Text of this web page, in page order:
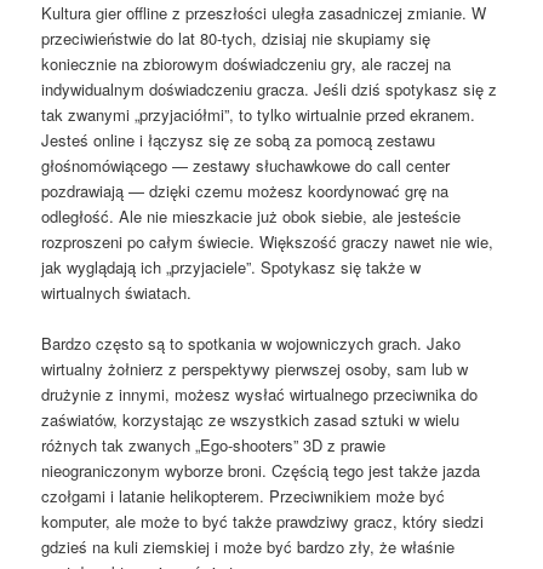
Kultura gier offline z przeszłości uległa zasadniczej zmianie. W
przeciwieństwie do lat 80-tych, dzisiaj nie skupiamy się
koniecznie na zbiorowym doświadczeniu gry, ale raczej na
indywidualnym doświadczeniu gracza. Jeśli dziś spotykasz się z
tak zwanymi „przyjaciółmi”, to tylko wirtualnie przed ekranem.
Jesteś online i łączysz się ze sobą za pomocą zestawu
głośnomówiącego — zestawy słuchawkowe do call center
pozdrawiają — dzięki czemu możesz koordynować grę na
odległość. Ale nie mieszkacie już obok siebie, ale jesteście
rozproszeni po całym świecie. Większość graczy nawet nie wie,
jak wyglądają ich „przyjaciele”. Spotykasz się także w
wirtualnych światach.
Bardzo często są to spotkania w wojowniczych grach. Jako
wirtualny żołnierz z perspektywy pierwszej osoby, sam lub w
drużynie z innymi, możesz wysłać wirtualnego przeciwnika do
zaświatów, korzystając ze wszystkich zasad sztuki w wielu
różnych tak zwanych „Ego-shooters” 3D z prawie
nieograniczonym wyborze broni. Częścią tego jest także jazda
czołgami i latanie helikopterem. Przeciwnikiem może być
komputer, ale może to być także prawdziwy gracz, który siedzi
gdzieś na kuli ziemskiej i może być bardzo zły, że właśnie